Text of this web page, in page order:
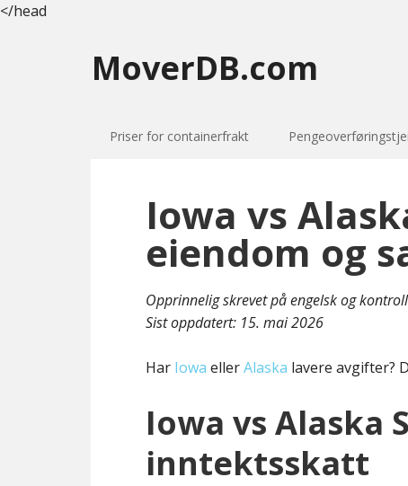
</head
MoverDB.com
Priser for containerfrakt
Iowa vs
eiendom og
Opprinnelig skrevet på engelsk og
Sist oppdatert: 15. mai 2026
Har Iowa ellerAlaska lavere avgifter?
Iowa vs Alaska
inntektsskatt